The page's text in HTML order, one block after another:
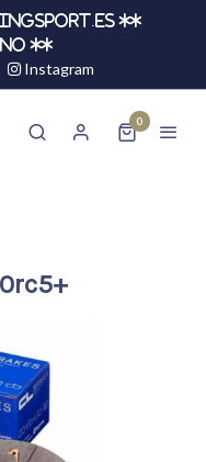
**
**
Instagram
0